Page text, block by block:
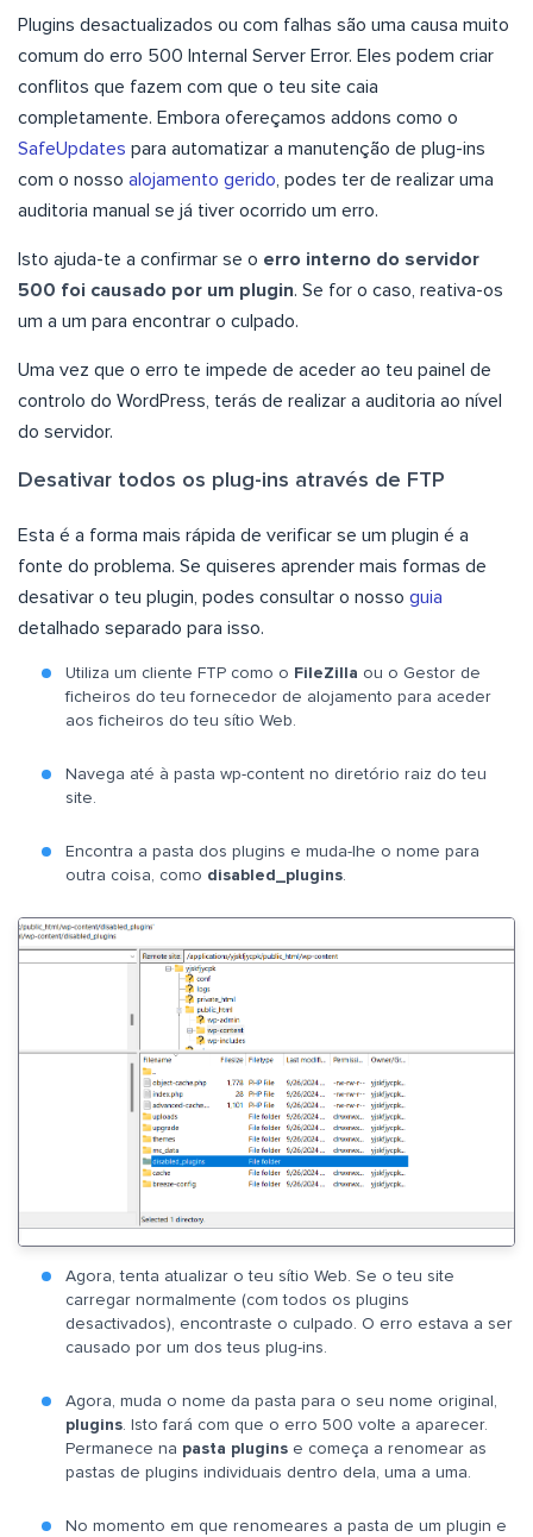
Plugins desactualizados ou com falhas são uma causa muito
comum do erro 500 Internal Server Error. Eles podem criar
conflitos que fazem com que o teu site caia
completamente. Embora ofereçamos addons como o
SafeUpdates para automatizar a manutenção de plug-ins
com o nosso alojamento gerido , podes ter de realizar uma
auditoria manual se já tiver ocorrido um erro.
Isto ajuda-te a confirmar se o erro interno do servidor
500 foi causado por um plugin. Se for o caso, reativa-os
um a um para encontrar o culpado.
Uma vez que o erro te impede de aceder ao teu painel de
controlo do WordPress, terás de realizar a auditoria ao nível
do servidor.
Desativar todos os plug-ins através de FTP
Esta é a forma mais rápida de verificar se um plugin é a
fonte do problema. Se quiseres aprender mais formas de
desativar o teu plugin, podes consultar o nosso guia
detalhado separado para isso.
Utiliza um cliente FTP como o FileZilla ou o Gestor de
ficheiros do teu fornecedor de alojamento para aceder
aos ficheiros do teu sítio Web.
Navega até à pasta wp-content no diretório raiz do teu
site.
Encontra a pasta dos plugins e muda-lhe o nome para
outra coisa, como disabled_plugins
Agora, tenta atualizar o teu sítio Web. Se o teu site
carregar normalmente (com todos os plugins
desactivados), encontraste o culpado. O erro estava a ser
causado por um dos teus plug-ins.
Agora, muda o nome da pasta para o seu nome original,
plugins. Isto fará com que o erro 500 volte a aparecer.
Permanece na pasta plugins e começa a renomear as
pastas de plugins individuais dentro dela, uma a uma.
No momento em que renomeares a pasta de um plugin e